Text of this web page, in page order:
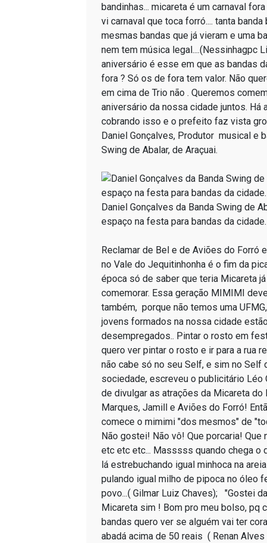
bandinhas... micareta é um carnaval
vi carnaval que toca forró.... tanta
mesmas bandas que já vieram e uma
nem tem música legal....(Nessinhagpc
aniversário é esse em que as bandas
fora ? Só os de fora tem valor. Não
em cima de Trio não . Queremos
aniversário da nossa cidade juntos. Há
cobrando isso e o prefeito faz vista
Daniel Gonçalves, Produtor musical e
Swing de Abalar, de Araçuai.
Daniel Gonçalves da Banda Swing de
espaço na festa para bandas da cidade.
Reclamar de Bel e de Aviões do Forró
no Vale do Jequitinhonha é o fim da
época só de saber que teria Micareta
comemorar. Essa geração MIMIMI
também, porque não temos uma
jovens formados na nossa cidade
desempregados.. Pintar o rosto em
quero ver pintar o rosto e ir para a rua
não cabe só no seu Self, e sim no Self
sociedade, escreveu o publicitário Léo
de divulgar as atrações da Micareta do
Marques, Jamill e Aviões do Forró!
comece o mimimi "dos mesmos" de
Não gostei! Não vô! Que porcaria! Que
etc etc etc... Masssss quando chega o
lá estrebuchando igual minhoca na
pulando igual milho de pipoca no óleo
povo...( Gilmar Luiz Chaves); "Gostei
Micareta sim ! Bom pro meu bolso, pq
bandas quero ver se alguém vai ter
abadá acima de 50 reais ( Renan